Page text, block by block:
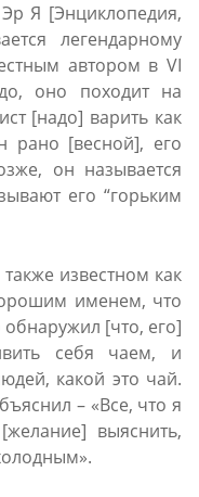
Я [Энциклопедия,
легендарному
автором в VI
оно походит на
[надо] варить как
рано [весной], его
он называется
его “горьким
известном как
именем, что
[что, его]
себя чаем, и
какой это чай.
– «Все, что я
выяснить,